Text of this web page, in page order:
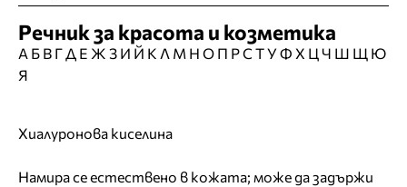
Речник за красота и козметика
А Б В ГД Е Ж З И Й К Л М Н О П РС ТУФ Х ЦЧ Ш Щ Ю
Я
Хиалуронова киселина
Намира се естествено в кожата; може да задържи